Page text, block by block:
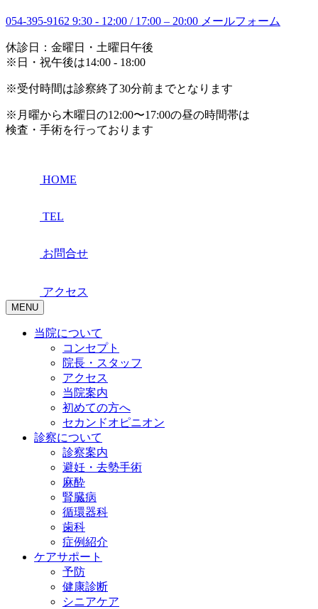
054-395-9162 9:30 - 12:00 / 17:00 – 20:00 メールフォーム
休診日：金曜日・土曜日午後
※日・祝午後は14:00 - 18:00
※受付時間は診察終了30分前までとなります
※月曜から木曜日の12:00〜17:00の昼の時間帯は
検査・手術を行っております
HOME
TEL
お問合せ
アクセス
MENU
当院について
コンセプト
院長・スタッフ
アクセス
当院案内
初めての方へ
セカンドオピニオン
診察について
診察案内
避妊・去勢手術
麻酔
腎臓病
循環器科
歯科
症例紹介
ケアサポート
予防
健康診断
シニアケア